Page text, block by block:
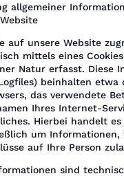
allgemeiner
auf unsere Website
mittels eines
Natur erfasst. Diese
beinhalten etwa
das verwendete
Ihres Internet-
Hierbei handelt es
um Informationen,
auf Ihre Person
sind